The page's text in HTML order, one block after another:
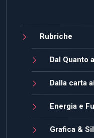
Rubriche
Dal Quanto
Dalla carta
Energia e
Grafica &